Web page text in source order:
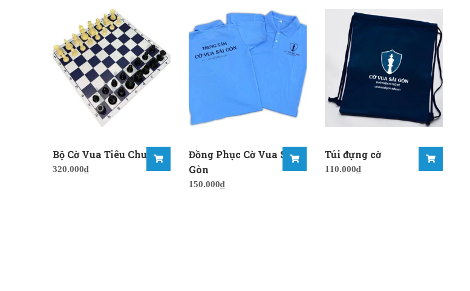
Bộ Cờ Vua Tiêu Chuẩn
320.000₫
Đồng Phục Cờ Vua Sài
Gòn
150.000₫
Túi đựng cờ
110.000₫